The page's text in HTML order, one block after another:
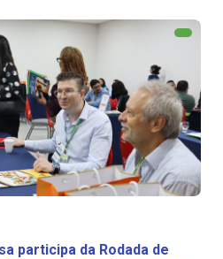
participa da Rodada de